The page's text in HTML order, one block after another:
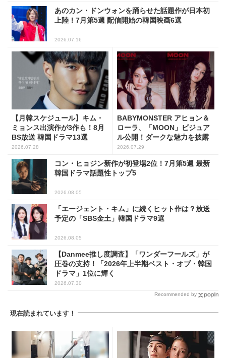
あのカン・ドンウォンを踊らせた話題作が日本初
上陸！7月第5週 配信開始の韓国映画6選
2026.07.16
【月韓スケジュール】キム・
ミョンス出演作が3作も！8月
BS放送 韓国ドラマ13選
2026.07.28
BABYMONSTER アヒョン＆
ローラ、「MOON」ビジュア
ル公開！ダークな魅力を披露
2026.07.29
コン・ヒョジン新作が初登場2位！7月第5週 最新
韓国ドラマ話題性トップ5
2026.08.05
「エージェント・キム」に続くヒット作は？放送
予定の「SBS金土」韓国ドラマ9選
2026.08.05
【Danmee推し度調査】「ワンダーフールズ」が
圧巻の支持！「2026年上半期ベスト・オブ・韓国
ドラマ」1位に輝く
2026.07.30
Recommended by
現在読まれています！